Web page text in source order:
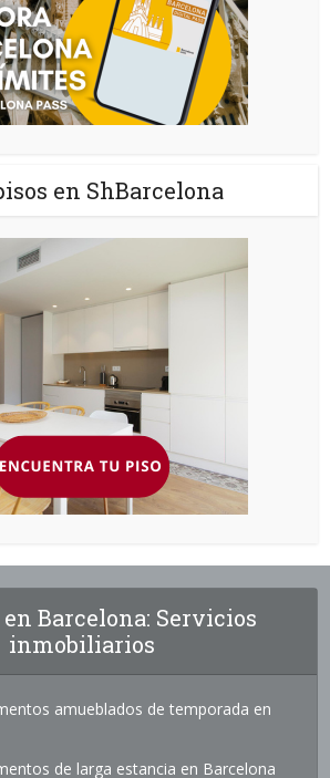
en ShBarcelona
Barcelona: Servicios
inmobiliarios
amueblados de temporada en
de larga estancia en Barcelona